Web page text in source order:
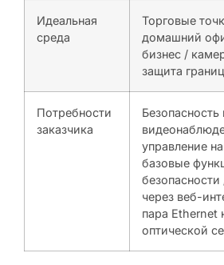
Идеальная
среда
Торговые
домашний
бизнес /
защита
Потребности
заказчика
Безопасность
управление
базовые
через веб-
пара Ethernet
оптической